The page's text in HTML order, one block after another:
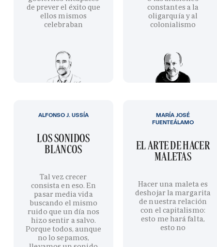
de prever el éxito que
ellos mismos
celebraban
constantes a la
oligarquía y al
colonialismo
LOS SONIDOS
BLANCOS
Tal vez crecer
consista en eso. En
pasar media vida
buscando el mismo
ruido que un día nos
hizo sentir a salvo.
Porque todos, aunque
no lo sepamos,
ALFONSO J. USSÍA
EL ARTE DE HACER
MALETAS
Hacer una maleta es
deshojar la margarita
de nuestra relación
con el capitalismo:
esto me hará falta,
esto no
MARÍA JOSÉ
FUENTEÁLAMO